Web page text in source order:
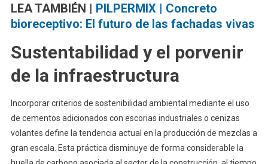
LEA TAMBIÉN | PILPERMIX | Concreto
bioreceptivo: El futuro de las fachadas vivas
Sustentabilidad y el porvenir
de la infraestructura
Incorporar criterios de sostenibilidad ambiental mediante el uso
de cementos adicionados con escorias industriales o cenizas
volantes define la tendencia actual en la producción de mezclas a
gran escala. Esta práctica disminuye de forma considerable la